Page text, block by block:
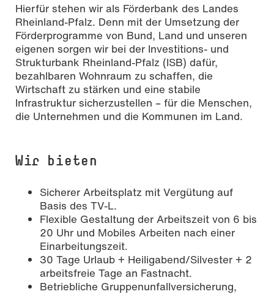
Hierfür stehen wir als Förderbank des Landes
Rheinland-Pfalz. Denn mit der Umsetzung der
Förderprogramme von Bund, Land und unseren
eigenen sorgen wir bei der Investitions- und
Strukturbank Rheinland-Pfalz (ISB) dafür,
bezahlbaren Wohnraum zu schaffen, die
Wirtschaft zu stärken und eine stabile
Infrastruktur sicherzustellen – für die Menschen,
die Unternehmen und die Kommunen im Land.
Wir bieten
Sicherer Arbeitsplatz mit Vergütung auf
Basis des TV-L.
Flexible Gestaltung der Arbeitszeit von 6 bis
20 Uhr und Mobiles Arbeiten nach einer
Einarbeitungszeit.
30 Tage Urlaub + Heiligabend/Silvester + 2
arbeitsfreie Tage an Fastnacht.
Betriebliche Gruppenunfallversicherung,